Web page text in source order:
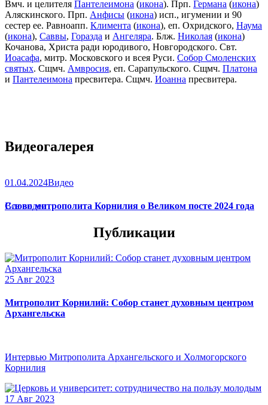
Вмч. и целителя Пантелеимона (икона). Прп. Германа (икона)
Аляскинского. Прп. Анфисы (икона) исп., игумении и 90
сестер ее. Равноапп. Климента (икона), еп. Охридского, Наума
(икона), Саввы, Горазда и Ангеляра. Блж. Николая (икона)
Кочанова, Христа ради юродивого, Новгородского. Свт.
Иоасафа, митр. Московского и всея Руси. Собор Смоленских
святых. Сщмч. Амвросия, еп. Сарапульского. Сщмч. Платона
и Пантелеимона пресвитера. Сщмч. Иоанна пресвитера.
Видеогалерея
01.04.2024Видео
Слово митрополита Корнилия о Великом посте 2024 года
Все видео
Публикации
25 Авг 2023
Митрополит Корнилий: Собор станет духовным центром
Архангельска
Интервью Митрополита Архангельского и Холмогорского
Корнилия
17 Авг 2023